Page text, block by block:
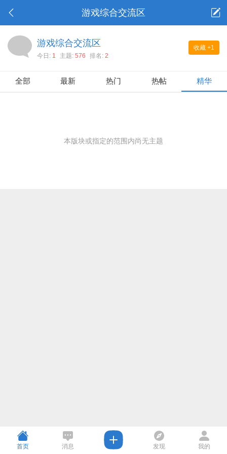
游戏综合交流区
收藏 +1
游戏综合交流区
今日: 1 主题: 576 排名: 2
全部 最新 热门 热帖 精华
本版块或指定的范围内尚无主题
首页 消息 发现 我的